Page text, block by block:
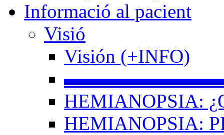
Informació al pacient
Visió
Visión (+INFO)
HEMIANOPSIA:
HEMIANOPSIA: